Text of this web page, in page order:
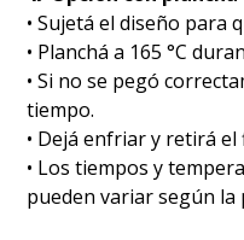
• Sujetá el diseño para
• Planchá a 165 °C
• Si no se pegó
tiempo.
• Dejá enfriar y retirá el
• Los tiempos y
pueden variar según la